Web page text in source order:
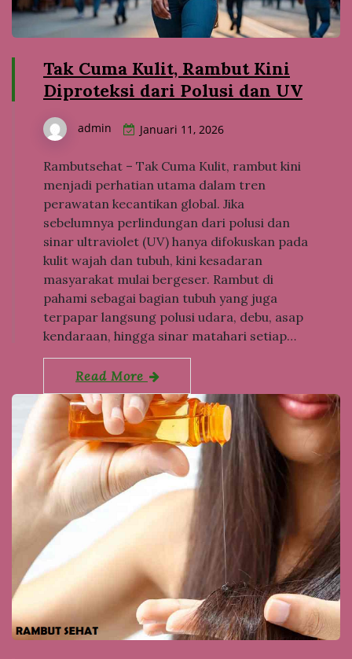
Tak Cuma Kulit, Rambut Kini
Diproteksi dari Polusi dan UV
admin Januari 11, 2026
Rambutsehat – Tak Cuma Kulit, rambut kini
menjadi perhatian utama dalam tren
perawatan kecantikan global. Jika
sebelumnya perlindungan dari polusi dan
sinar ultraviolet (UV) hanya difokuskan pada
kulit wajah dan tubuh, kini kesadaran
masyarakat mulai bergeser. Rambut di
pahami sebagai bagian tubuh yang juga
terpapar langsung polusi udara, debu, asap
kendaraan, hingga sinar matahari setiap…
Read More